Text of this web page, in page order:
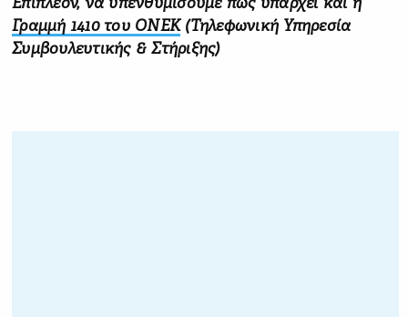
Επιπλέον, να υπενθυμίσουμε πως υπάρχει και η
Γραμμή 1410 του ΟΝΕΚ(Τηλεφωνική Υπηρεσία
Συμβουλευτικής & Στήριξης)